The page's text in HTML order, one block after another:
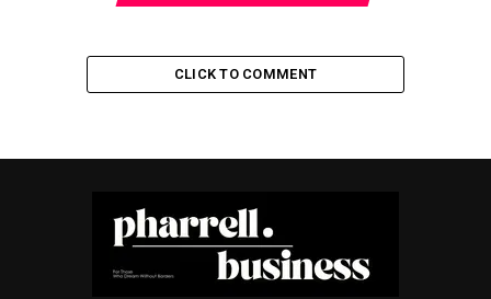
CLICK TO COMMENT